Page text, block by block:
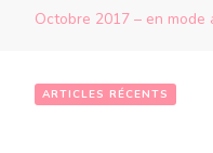
Octobre 2017 – en mode
ARTICLES RÉCENTS